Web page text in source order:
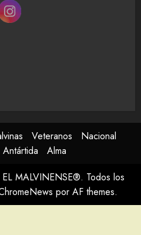
Veteranos
Nacional
Antártida
Alma
MALVINENSE®. Todos los
por AF themes.